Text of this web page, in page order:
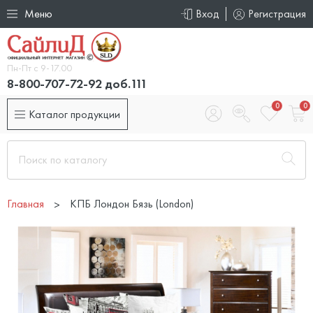
Меню Вход Регистрация
Пн-Пт с 9-17.00
8-800-707-72-92 доб.111
Каталог продукции
0 0
Главная КПБ Лондон Бязь (London)